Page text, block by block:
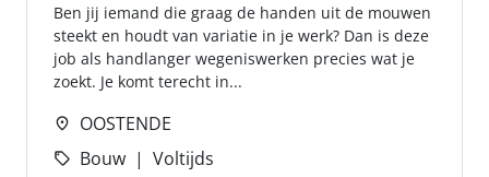
Ben jij iemand die graag de handen uit de mouwen
steekt en houdt van variatie in je werk? Dan is deze
job als handlanger wegeniswerken precies wat je
zoekt. Je komt terecht in...
OOSTENDE
Bouw
Voltijds